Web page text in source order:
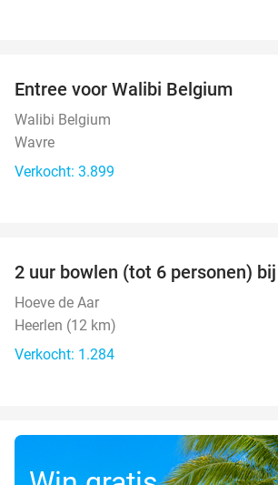
Entree voor Walibi Belgium
Walibi Belgium
Wavre
Verkocht: 3.899
2 uur bowlen (tot 6 personen)
Hoeve de Aar
Heerlen (12 km)
Verkocht: 1.284